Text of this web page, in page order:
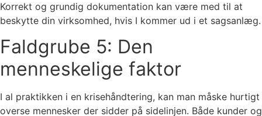
Korrekt og grundig dokumentation kan være med til at
beskytte din virksomhed, hvis I kommer ud i et sagsanlæg.
Faldgrube 5: Den
menneskelige faktor
I al praktikken i en krisehåndtering, kan man måske hurtigt
overse mennesker der sidder på sidelinjen. Både kunder og